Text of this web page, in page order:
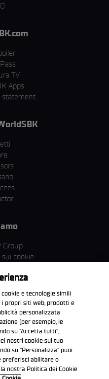
TV
Apps
statement
Group
cookie
& ESG
Privacy
acquisto
WorldSBK
e tecnologie simili
propri siti web, prodotti e
personalizzata
(per esempio, le
su "Accetta tutti",
nostri cookie sul tuo
su "Personalizza" puoi
preferisci abilitare o
nostra Politica dei Cookie